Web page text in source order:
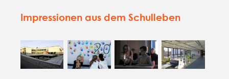
Impressionen aus dem Schulleben